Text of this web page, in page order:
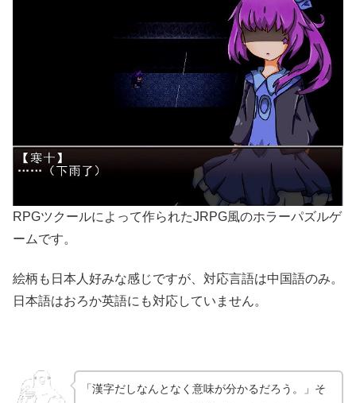
RPGツクールによって作られたJRPG風のホラーパズルゲ
ームです。
絵柄も日本人好みな感じですが、対応言語は中国語のみ。
日本語はおろか英語にも対応していません。
「漢字だしなんとなく意味が分かるだろう。」そ